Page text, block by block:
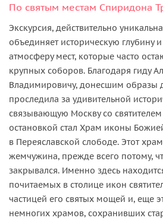
По святым местам Спиридона
Экскурсия, действительно
объединяет историческую глубину
атмосферу мест, которые часто
крупных соборов. Благодаря гиду
Владимировичу, донесшим образы
проследила за удивительной
связывающую Москву со
остановкой стал Храм иконы
в Переяславской слободе. Этот
жемчужина, прежде всего потому,
закрывался. Именно здесь
почитаемых в столице икон
частицей его святых мощей и, еще
немногих храмов, сохранивших